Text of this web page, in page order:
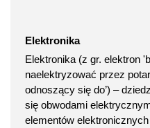
Elektronika
Elektronika (z gr. elektron
naelektryzować przez
odnoszący się do’) –
się obwodami
elementów